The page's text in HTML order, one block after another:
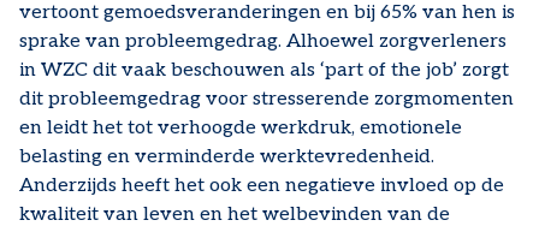
vertoont gemoedsveranderingen en bij 65% van hen is
sprake van probleemgedrag. Alhoewel zorgverleners
in WZC dit vaak beschouwen als ‘part of the job’ zorgt
dit probleemgedrag voor stresserende zorgmomenten
en leidt het tot verhoogde werkdruk, emotionele
belasting en verminderde werktevredenheid.
Anderzijds heeft het ook een negatieve invloed op de
kwaliteit van leven en het welbevinden van de